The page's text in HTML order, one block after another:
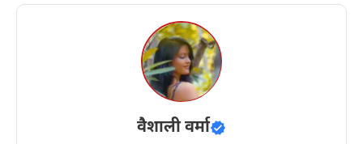
वैशाली वर्मा